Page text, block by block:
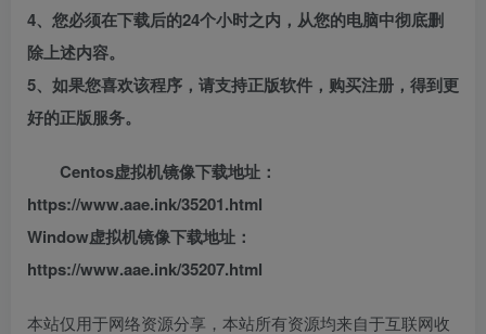
4、您必须在下载后的24个小时之内，从您的电脑中彻底删
除上述内容。
5、如果您喜欢该程序，请支持正版软件，购买注册，得到更
好的正版服务。
Centos虚拟机镜像下载地址：
https://www.aae.ink/35201.html
Window虚拟机镜像下载地址：
https://www.aae.ink/35207.html
本站仅用于网络资源分享，本站所有资源均来自于互联网收